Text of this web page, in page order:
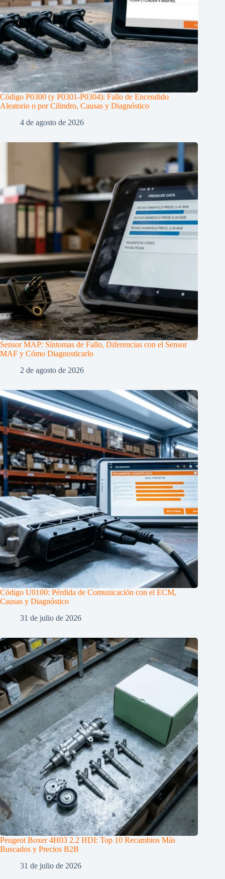
Código P0300 (y P0301-P0304): Fallo de Encendido
Aleatorio o por Cilindro, Causas y Diagnóstico
4 de agosto de 2026
Sensor MAP: Síntomas de Fallo, Diferencias con el Sensor
MAF y Cómo Diagnosticarlo
2 de agosto de 2026
Código U0100: Pérdida de Comunicación con el ECM,
Causas y Diagnóstico
31 de julio de 2026
Peugeot Boxer 4H03 2.2 HDI: Top 10 Recambios Más
Buscados y Precios B2B
31 de julio de 2026